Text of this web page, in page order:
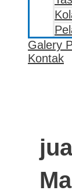
Galery
Kontak